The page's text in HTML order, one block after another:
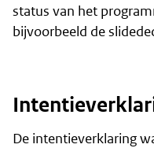
status van het
bijvoorbeeld de
De intentieverklaring